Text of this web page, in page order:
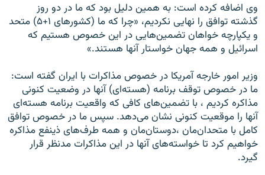
وی اضافه کرده است: به همين دليل بود که ما در دو روز
گذشته توافق را نهايی نکرديم،‌ «چرا که ما (کشورهای ۱+۵) متحد
و يکپارچه خواهان تضمين‌هايی در اين خصوص هستيم که
اسرائيل و همه جهان خواستار آنها هستند.»
وزیر امور خارجه آمریکا در خصوص مذاکرات با ايران گفته است:
ما در خصوص توقف برنامه (هسته‌ای) آنها در وضعيت کنونی
مذاکره کردیم ، با تضمين‌های کافی که واقعيت برنامه هسته‌ای
آنها را موقعیت کنونی نشان می‌دهد. سپس ما در خصوص توافق
کامل با متحدان‌مان ،‌دوستان‌مان و همه طرف‌های ذينفع مذاکره
خواهيم کرد تا خواسته‌های آنها در اين مذاکرات مدنظر قرار
گيرد.